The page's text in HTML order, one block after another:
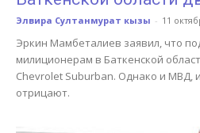
Элвира Султанмурат кызы - 11
Эркин Мамбеталиев заявил, что
милиционерам в Баткенской
Chevrolet Suburban. Однако и МВД,
отрицают.